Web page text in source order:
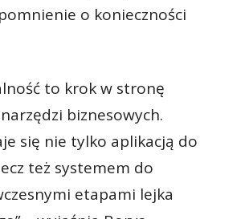
o konieczności
to krok w stronę
biznesowych.
się nie tylko aplikacją do
też systemem do
etapami lejka